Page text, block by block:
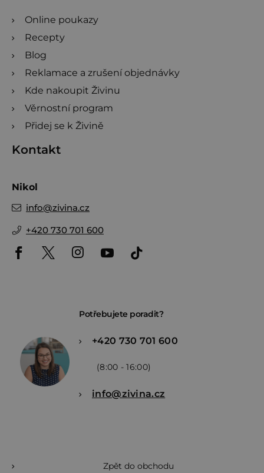
Online poukazy
Recepty
Blog
Reklamace a zrušení objednávky
Kde nakoupit Živinu
Věrnostní program
Přidej se k Živině
Kontakt
Nikol
info@zivina.cz
+420 730 701 600
Potřebujete poradit?
+420 730 701 600
(8:00 - 16:00)
info@zivina.cz
Zpět do obchodu